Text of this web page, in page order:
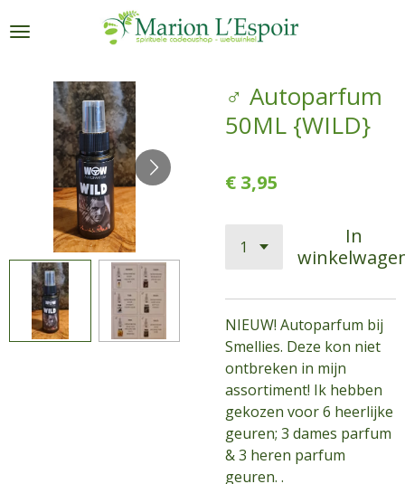
direct
hoofdinhoud
♂ Autoparfum
50ML {WILD}
€ 3,95
In
NIEUW! Autoparfum bij
Smellies. Deze kon niet
ontbreken in mijn
assortiment! Ik hebben
gekozen voor 6 heerlijke
geuren; 3 dames parfum
& 3 heren parfum
geuren. .